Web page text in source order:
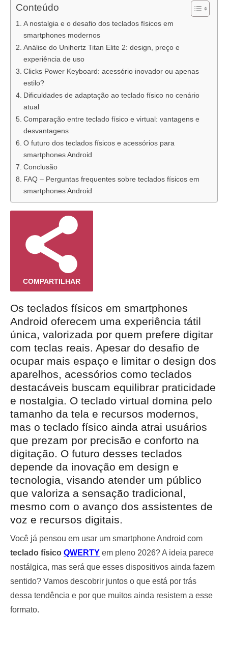
Conteúdo
A nostalgia e o desafio dos teclados físicos em
smartphones modernos
Análise do Unihertz Titan Elite 2: design, preço e
experiência de uso
Clicks Power Keyboard: acessório inovador ou apenas
estilo?
Dificuldades de adaptação ao teclado físico no cenário
atual
Comparação entre teclado físico e virtual: vantagens e
desvantagens
O futuro dos teclados físicos e acessórios para
smartphones Android
Conclusão
FAQ – Perguntas frequentes sobre teclados físicos em
smartphones Android
COMPARTILHAR
Os teclados físicos em smartphones
Android oferecem uma experiência tátil
única, valorizada por quem prefere digitar
com teclas reais. Apesar do desafio de
ocupar mais espaço e limitar o design dos
aparelhos, acessórios como teclados
destacáveis buscam equilibrar praticidade
e nostalgia. O teclado virtual domina pelo
tamanho da tela e recursos modernos,
mas o teclado físico ainda atrai usuários
que prezam por precisão e conforto na
digitação. O futuro desses teclados
depende da inovação em design e
tecnologia, visando atender um público
que valoriza a sensação tradicional,
mesmo com o avanço dos assistentes de
voz e recursos digitais.
Você já pensou em usar um smartphone Android com
teclado físico QWERTY em pleno 2026? A ideia parece
nostálgica, mas será que esses dispositivos ainda fazem
sentido? Vamos descobrir juntos o que está por trás
dessa tendência e por que muitos ainda resistem a esse
formato.